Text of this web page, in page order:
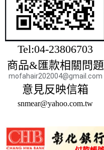
Tel:04-23806703
商品&匯款相關問題
mofahair202004@gmail.com
意見反映信箱
snmear@yahoo.com.tw